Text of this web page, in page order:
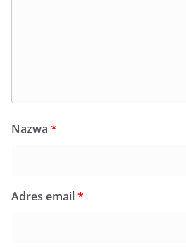
Nazwa *
Adres email*